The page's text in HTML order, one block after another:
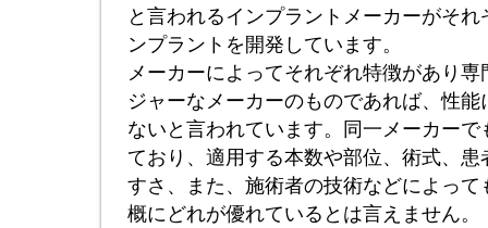
と言われるインプラントメーカーがそ
ンプラントを開発しています。
メーカーによってそれぞれ特徴があり
ジャーなメーカーのものであれば、性
ないと言われています。同一メーカー
ており、適用する本数や部位、術式、
すさ、また、施術者の技術などによっ
概にどれが優れているとは言えません。